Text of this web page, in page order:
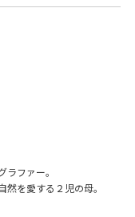
ファー。
を愛する２児の母。